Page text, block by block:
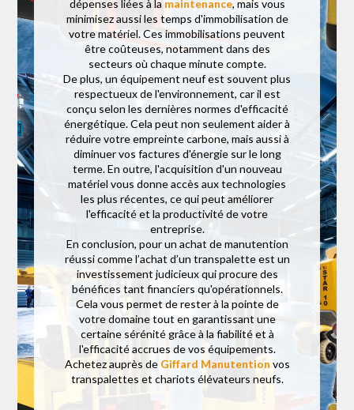
dépenses liées à la maintenance, mais vous
minimisez aussi les temps d'immobilisation de
votre matériel. Ces immobilisations peuvent
être coûteuses, notamment dans des
secteurs où chaque minute compte.
De plus, un équipement neuf est souvent plus
respectueux de l'environnement, car il est
conçu selon les dernières normes d'efficacité
énergétique. Cela peut non seulement aider à
réduire votre empreinte carbone, mais aussi à
diminuer vos factures d'énergie sur le long
terme. En outre, l'acquisition d'un nouveau
matériel vous donne accès aux technologies
les plus récentes, ce qui peut améliorer
l'efficacité et la productivité de votre
entreprise.
En conclusion, pour un achat de manutention
réussi comme l’achat d’un transpalette est un
investissement judicieux qui procure des
bénéfices tant financiers qu'opérationnels.
Cela vous permet de rester à la pointe de
votre domaine tout en garantissant une
certaine sérénité grâce à la fiabilité et à
l'efficacité accrues de vos équipements.
Achetez auprès de Giffard Manutention vos
transpalettes et chariots élévateurs neufs.